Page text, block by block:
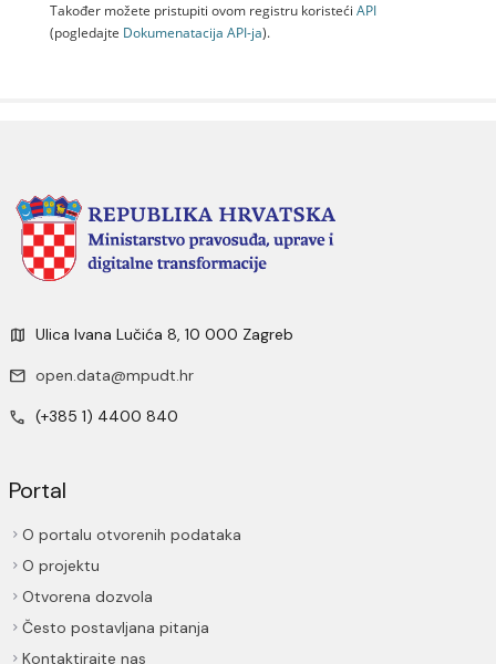
Također možete pristupiti ovom registru koristeći API
(pogledajte Dokumenаtаcijа API-jа).